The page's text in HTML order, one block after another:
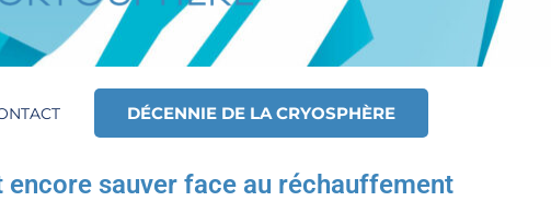
DÉCENNIE DE LA CRYOSPHÈRE
sauver face au réchauffement